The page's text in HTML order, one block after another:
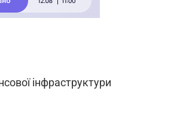
інфраструктури